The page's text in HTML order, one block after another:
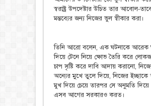
স্বরাষ্ট্র উপদেষ্টার উচিত তার আবোল-
মন্তব্যের জন্য নিজের ভুল স্বীকার করা।
তিনি আরো বলেন, এক ঘটনাকে আরেক
দিয়ে টেনে নিয়ে ক্ষোভ তৈরি করে
চাপ সৃষ্টি করে দাবি আদায় করানো,
অন্যের মুখে তুলে দিয়ে, নিজের ইচ্ছাকে
মুখ দিয়ে চেয়ে তারপর সে অনুমতি দিয়ে
এসব আগের সরকারও করত।